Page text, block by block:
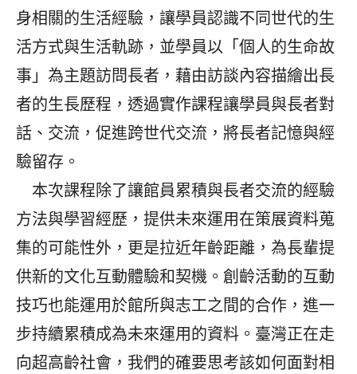
身相關的生活經驗，讓學員認識不同世代的生
活方式與生活軌跡，並學員以「個人的生命故
事」為主題訪問長者，藉由訪談內容描繪出長
者的生長歷程，透過實作課程讓學員與長者對
話、交流，促進跨世代交流，將長者記憶與經
驗留存。
本次課程除了讓館員累積與長者交流的經驗
方法與學習經歷，提供未來運用在策展資料蒐
集的可能性外，更是拉近年齡距離，為長輩提
供新的文化互動體驗和契機。創齡活動的互動
技巧也能運用於館所與志工之間的合作，進一
步持續累積成為未來運用的資料。臺灣正在走
向超高齡社會，我們的確要思考該如何面對相